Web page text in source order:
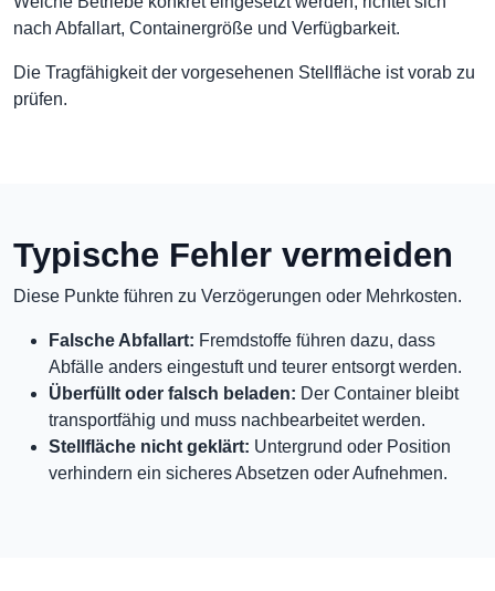
nach Abfallart, Containergröße und Verfügbarkeit.
Die Tragfähigkeit der vorgesehenen Stellfläche ist vorab zu
prüfen.
Typische Fehler vermeiden
Diese Punkte führen zu Verzögerungen oder Mehrkosten.
Falsche Abfallart: Fremdstoffe führen dazu, dass
Abfälle anders eingestuft und teurer entsorgt werden.
Überfüllt oder falsch beladen: Der Container bleibt
transportfähig und muss nachbearbeitet werden.
Stellfläche nicht geklärt: Untergrund oder Position
verhindern ein sicheres Absetzen oder Aufnehmen.